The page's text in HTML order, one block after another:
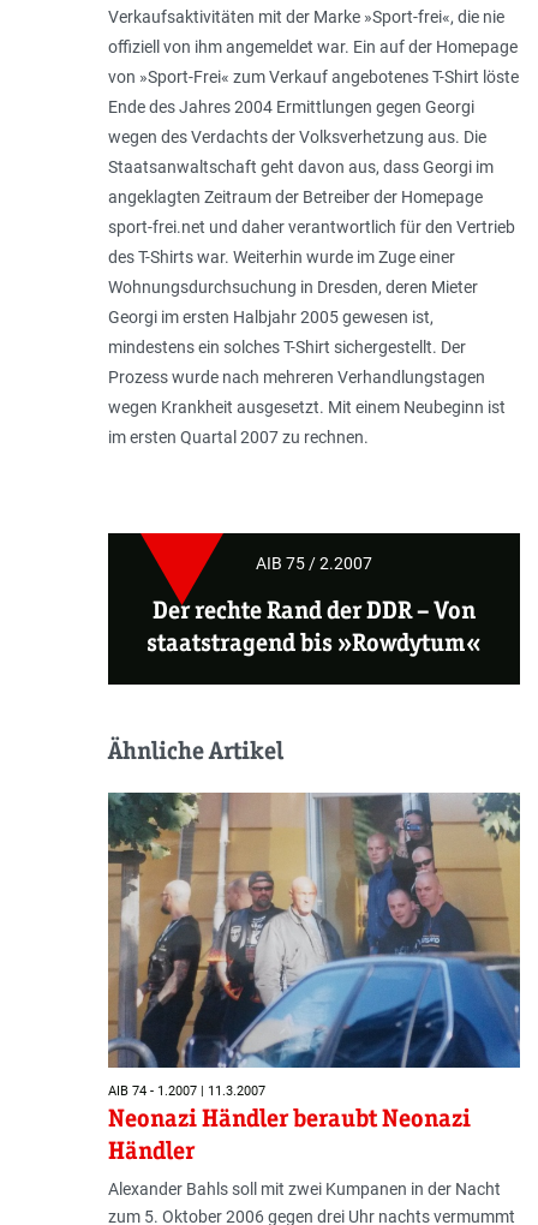
Verkaufsaktivitäten mit der Marke »Sport-frei«, die nie
offiziell von ihm angemeldet war. Ein auf der Homepage
von »Sport-Frei« zum Verkauf angebotenes T-Shirt löste
Ende des Jahres 2004 Ermittlungen gegen Georgi
wegen des Verdachts der Volksverhetzung aus. Die
Staatsanwaltschaft geht davon aus, dass Georgi im
angeklagten Zeitraum der Betreiber der Homepage
sport-frei.net und daher verantwortlich für den Vertrieb
des T-Shirts war. Weiterhin wurde im Zuge einer
Wohnungsdurchsuchung in Dresden, deren Mieter
Georgi im ersten Halbjahr 2005 gewesen ist,
mindestens ein solches T-Shirt sichergestellt. Der
Prozess wurde nach mehreren Verhandlungstagen
wegen Krankheit ausgesetzt. Mit einem Neubeginn ist
im ersten Quartal 2007 zu rechnen.
AIB 75 / 2.2007
Der rechte Rand der DDR –Von
staatstragend bis »Rowdytum«
Ähnliche Artikel
AIB 74 - 1.2007 | 11.3.2007
Neonazi Händler beraubt Neonazi
Händler
Alexander Bahls soll mit zwei Kumpanen in der Nacht
zum 5. Oktober 2006 gegen drei Uhr nachts vermummt